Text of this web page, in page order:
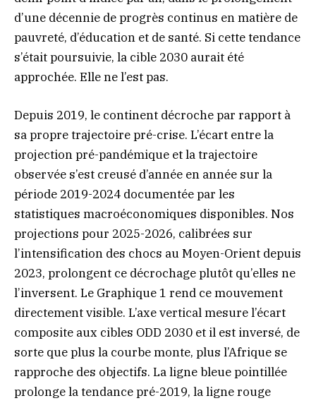
d’une décennie de progrès continus en matière de
pauvreté, d’éducation et de santé. Si cette tendance
s’était poursuivie, la cible 2030 aurait été
approchée. Elle ne l’est pas.
Depuis 2019, le continent décroche par rapport à
sa propre trajectoire pré-crise. L’écart entre la
projection pré-pandémique et la trajectoire
observée s’est creusé d’année en année sur la
période 2019-2024 documentée par les
statistiques macroéconomiques disponibles. Nos
projections pour 2025-2026, calibrées sur
l’intensification des chocs au Moyen-Orient depuis
2023, prolongent ce décrochage plutôt qu’elles ne
l’inversent. Le Graphique 1 rend ce mouvement
directement visible. L’axe vertical mesure l’écart
composite aux cibles ODD 2030 et il est inversé, de
sorte que plus la courbe monte, plus l’Afrique se
rapproche des objectifs. La ligne bleue pointillée
prolonge la tendance pré-2019, la ligne rouge